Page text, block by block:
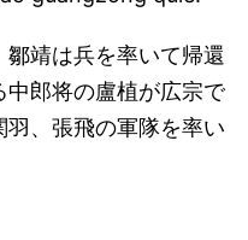
靖は兵を率いて帰還
中郎将の盧植が広宗で
、張飛の軍隊を率い